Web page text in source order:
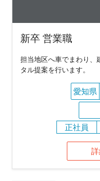
新卒 営業職
担当地区へ車でまわり、
タル提案を行います。
愛知県
正社員